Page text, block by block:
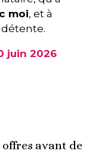
moi, et à
juin 2026
avant de